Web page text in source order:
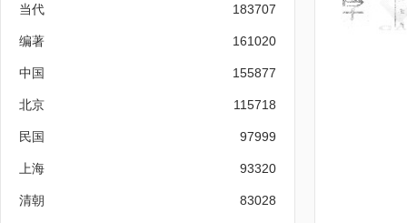
当代 183707
编著 161020
中国 155877
北京 115718
民国 97999
上海 93320
清朝 83028